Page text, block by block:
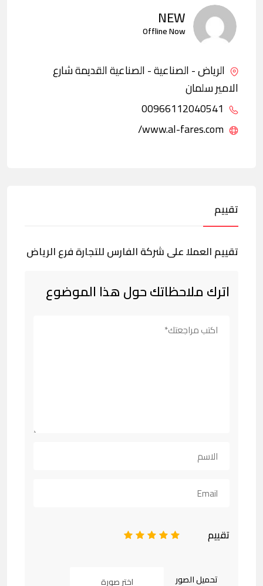
NEW
Offline Now
الرياض - الصناعية - الصناعية القديمة شارع
الامير سلمان
تقييم
تقييم العملا على شركة الفارس للتجارة فرع الرياض
اترك ملاحظاتك حول هذا الموضوع
تقييم 5
4
3
2
تحميل الصور اختر صورة